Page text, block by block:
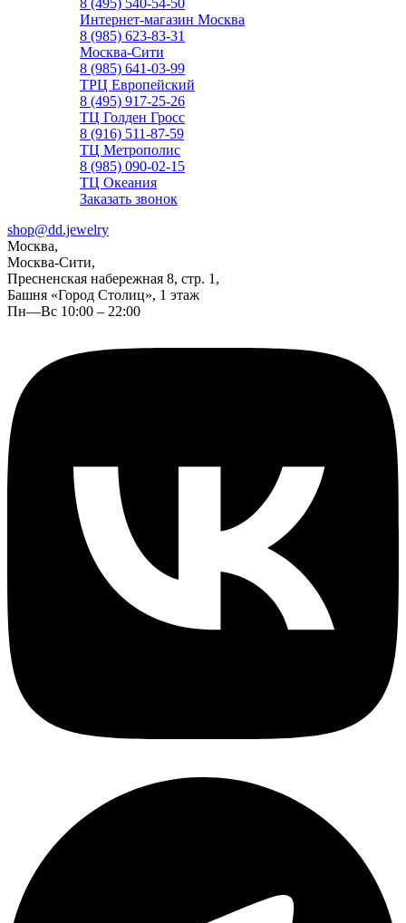
8 (495) 540-54-50
Интернет-магазин Москва
8 (985) 623-83-31
Москва-Сити
8 (985) 641-03-99
ТРЦ Европейский
8 (495) 917-25-26
ТЦ Голден Гросс
8 (916) 511-87-59
ТЦ Метрополис
8 (985) 090-02-15
ТЦ Океания
Заказать звонок
shop@dd.jewelry
Москва,
Москва-Сити,
Пресненская набережная 8, стр. 1,
Башня «Город Столиц», 1 этаж
Пн—Вс 10:00 – 22:00